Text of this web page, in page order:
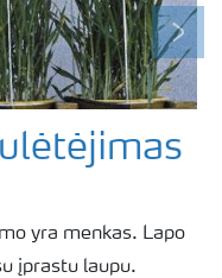
Next
yra menkas. Lapo
įprastu laupu.